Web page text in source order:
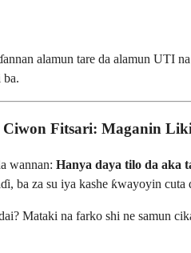
alamun tare da alamun UTI
ba.
Fitsari: Maganin
wannan: Hanya daya tilo da aka
ba za su iya kashe ƙwayoyin
Mataki na farko shi ne samun